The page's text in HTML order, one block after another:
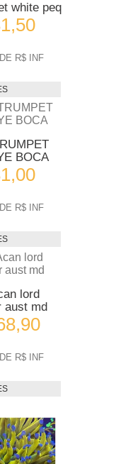
white peq
R$ INF
BOCA
R$ INF
lord
aust md
R$ INF